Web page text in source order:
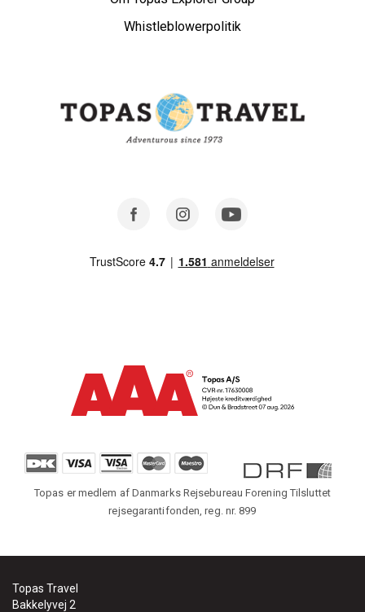
Whistleblowerpolitik
Facebook Instagram
Topas er medlem af Danmarks Rejsebureau Forening Tilsluttet
rejsegarantifonden, reg. nr. 899
Topas Travel
Bakkelyvej 2